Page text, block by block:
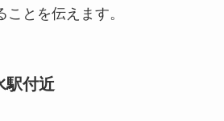
とを伝えます。
駅付近